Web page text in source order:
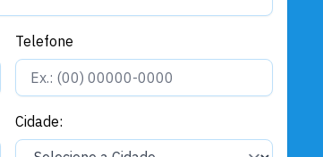
Telefone
Cidade: